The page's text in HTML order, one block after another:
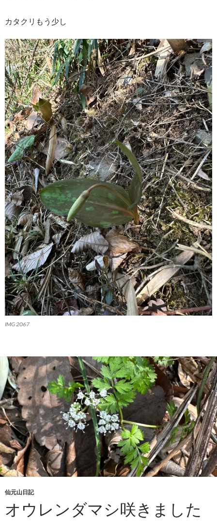
カタクリもう少し
IMG 2067
仙元山日記
オウレンダマシ咲きました